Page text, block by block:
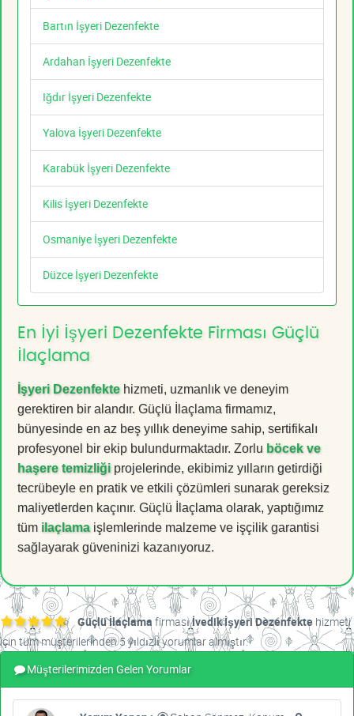
Bartın İşyeri Dezenfekte
Ardahan İşyeri Dezenfekte
Iğdır İşyeri Dezenfekte
Yalova İşyeri Dezenfekte
Karabük İşyeri Dezenfekte
Kilis İşyeri Dezenfekte
Osmaniye İşyeri Dezenfekte
Düzce İşyeri Dezenfekte
En İyi İşyeri Dezenfekte Firması Güçlü
İlaçlama
İşyeri Dezenfektehizmeti, uzmanlık ve deneyim
gerektiren bir alandır. Güçlü İlaçlama firmamız,
bünyesinde en az beş yıllık deneyime sahip, sertifikalı
profesyonel bir ekip bulundurmaktadır. Zorlu böcek ve
haşere temizliği projelerinde, ekibimiz yılların getirdiği
tecrübeyle en pratik ve etkili çözümleri sunarak gereksiz
maliyetlerden kaçınır. Güçlü İlaçlama olarak, yaptığımız
tüm ilaçlamaişlemlerinde malzeme ve işçilik garantisi
sağlayarak güveninizi kazanıyoruz.
Güçlü İlaçlama firmasıİvedik İşyeri Dezenfekte hizmeti
için tüm müşterilerinden 5 yıldızlı yorumlar almıştır.
Müşterilerimizden Gelen Yorumlar